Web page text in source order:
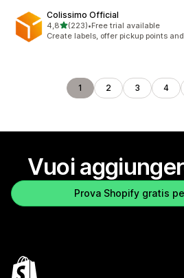
Colissimo Official
4,8stelle su 5
(223)
223 recensioni totali
•Free trial available
Create labels, offer pickup points
1 2 3 4
Vuoi
Prova Shopify gratis